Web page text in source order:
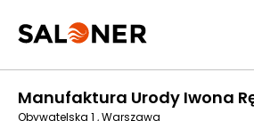
Manufaktura Urody Iwona
Obywatelska 1 , Warszawa